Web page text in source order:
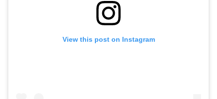
View this post on Instagram